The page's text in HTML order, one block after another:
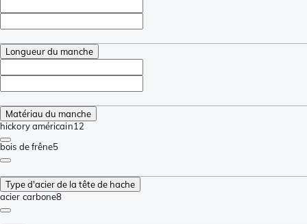
Longueur du manche
Matériau du manche
hickory américain12
bois de frêne5
Type d'acier de la tête de hache
acier carbone8